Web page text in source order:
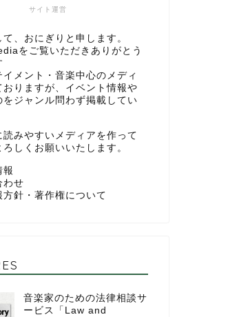
サイト運営
、おにぎりと申します。
をご覧いただきありがとう
イメント・音楽中心のメディ
おりますが、イベント情報や
をジャンル問わず掲載してい
読みやすいメディアを作って
しくお願いいたします。
報
わせ
方針・著作権について
音楽家のための法律相談サ
ービス「Law and